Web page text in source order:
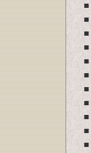
■
■
■
■
■
■
■
■
■
■
■